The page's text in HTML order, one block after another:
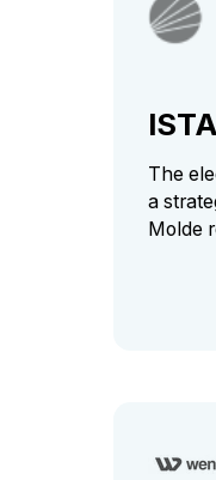
The
a
Molde